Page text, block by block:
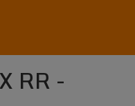
RR -